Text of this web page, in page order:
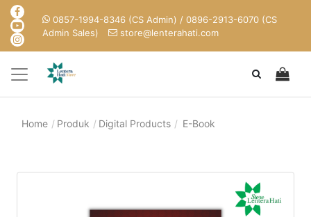
0857-1994-8346 (CS Admin) / 0896-2913-6070 (CS
Admin Sales)
store@lenterahati.com
Home Produk Digital Products E-Book